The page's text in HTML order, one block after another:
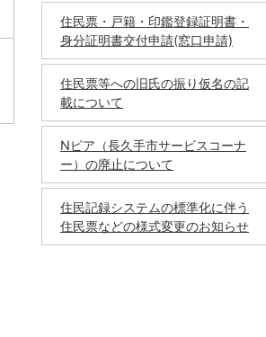
住民票・戸籍・印鑑登録証明書・
身分証明書交付申請(窓口申請)
住⺠票等への旧⽒の振り仮名の記
載について
Nピア（長久手市サービスコーナ
ー）の廃止について
住民記録システムの標準化に伴う
住民票などの様式変更のお知らせ